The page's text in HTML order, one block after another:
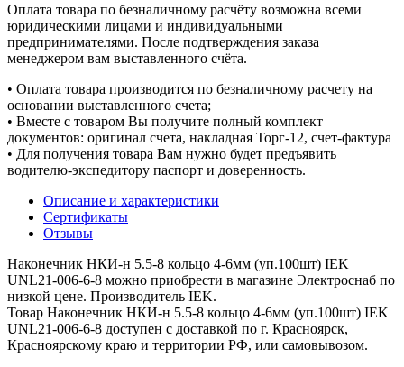
Оплата товара по безналичному расчёту возможна всеми
юридическими лицами и индивидуальными
предпринимателями. После подтверждения заказа
менеджером вам выставленного счёта.
• Оплата товара производится по безналичному расчету на
основании выставленного счета;
• Вместе с товаром Вы получите полный комплект
документов: оригинал счета, накладная Торг-12, счет-фактура
• Для получения товара Вам нужно будет предъявить
водителю-экспедитору паспорт и доверенность.
Описание и характеристики
Сертификаты
Отзывы
Наконечник НКИ-н 5.5-8 кольцо 4-6мм (уп.100шт) IEK
UNL21-006-6-8 можно приобрести в магазине Электроснаб по
низкой цене. Производитель IEK.
Товар Наконечник НКИ-н 5.5-8 кольцо 4-6мм (уп.100шт) IEK
UNL21-006-6-8 доступен с доставкой по г. Красноярск,
Красноярскому краю и территории РФ, или самовывозом.